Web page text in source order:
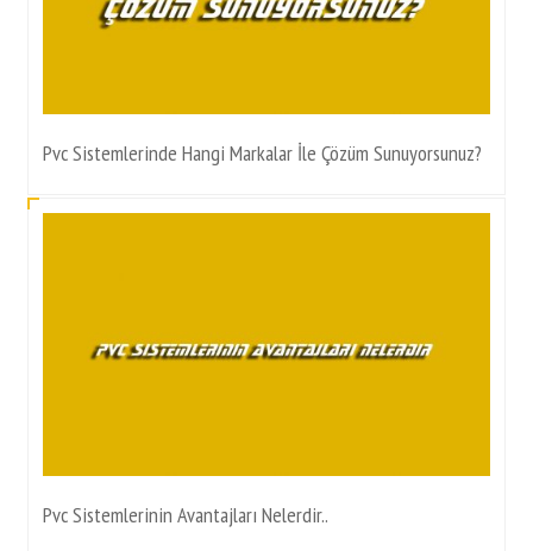
Pvc Sistemlerinde Hangi Markalar İle Çözüm Sunuyorsunuz?
Pvc Sistemlerinin Avantajları Nelerdir..